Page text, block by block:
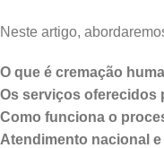
Neste artigo,
O que é cremação
Os serviços oferecidos
Como funciona o
Atendimento nacional